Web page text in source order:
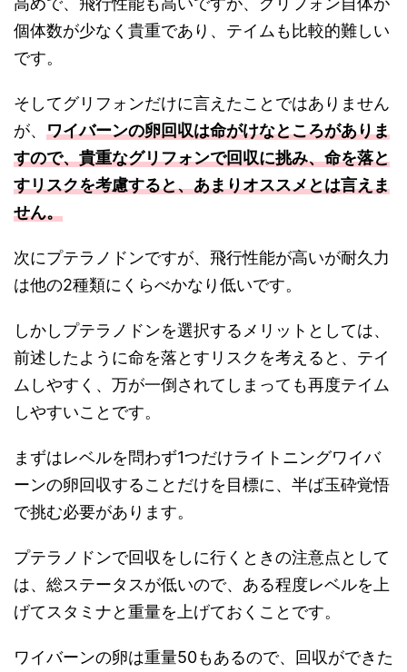
個体数が少なく貴重であり、テイムも比較的難しい
です。
そしてグリフォンだけに言えたことではありません
が、 ワイバーンの卵回収は命がけなところがありま
すので、貴重なグリフォンで回収に挑み、命を落と
すリスクを考慮すると、あまりオススメとは言えま
せん。
次にプテラノドンですが、飛行性能が高いが耐久力
は他の2種類にくらべかなり低いです。
しかしプテラノドンを選択するメリットとしては、
前述したように命を落とすリスクを考えると、テイ
ムしやすく、万が一倒されてしまっても再度テイム
しやすいことです。
まずはレベルを問わず1つだけライトニングワイバ
ーンの卵回収することだけを目標に、半ば玉砕覚悟
で挑む必要があります。
プテラノドンで回収をしに行くときの注意点として
は、総ステータスが低いので、ある程度レベルを上
げてスタミナと重量を上げておくことです。
ワイバーンの卵は重量50もあるので、回収ができた